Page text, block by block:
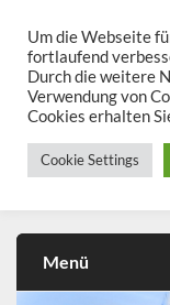
content
Chemie kann man
Menü
Um die Webseite
fortlaufend
Durch die weitere
Verwendung von
Cookies erhalten
Cookie Settings